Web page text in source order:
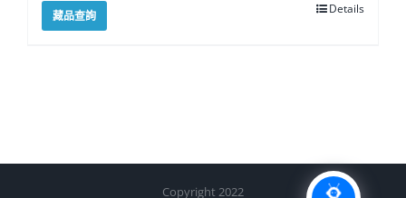
藏品查詢 Details
Copyright 2022